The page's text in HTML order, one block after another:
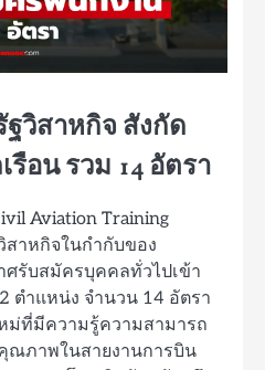
วิสาหกิจ สังกัด
อน รวม 14 อัตรา
Aviation Training
สาหกิจในกำกับของ
รับสมัครบุคคลทั่วไปเข้า
ตำแหน่ง จำนวน 14 อัตรา
ม่ที่มีความรู้ความสามารถ
ณภาพในสายงานการบิน